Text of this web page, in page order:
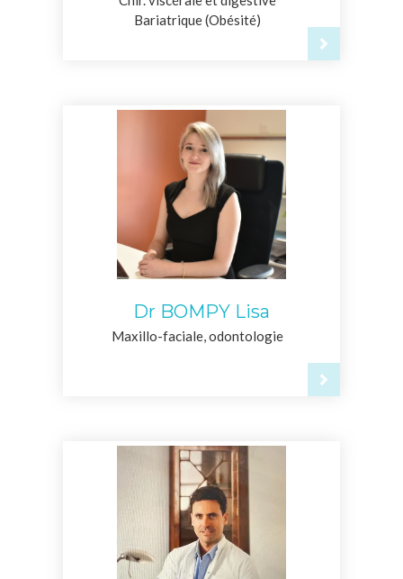
Bariatrique (Obésité)
Dr BOMPY Lisa
Maxillo-faciale, odontologie